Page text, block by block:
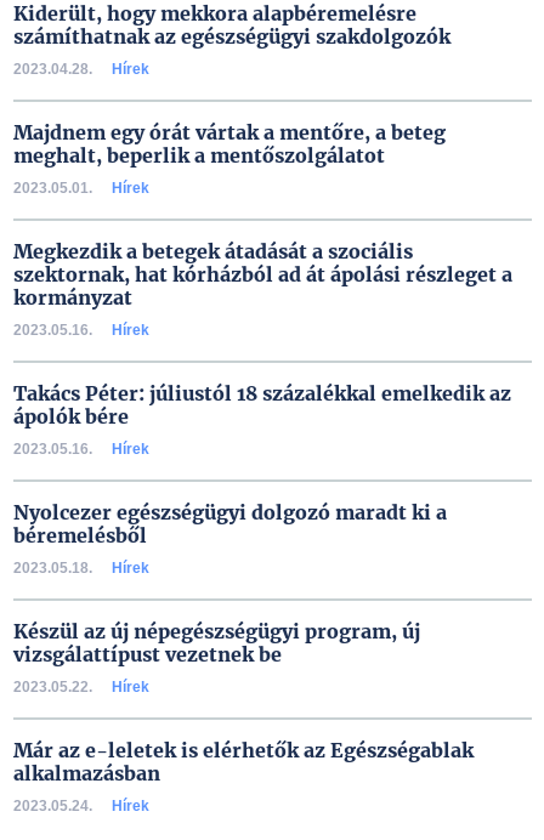
Kiderült, hogy mekkora alapbéremelésre
számíthatnak az egészségügyi szakdolgozók
2023.04.28. Hírek
Majdnem egy órát vártak a mentőre, a beteg
meghalt, beperlik a mentőszolgálatot
2023.05.01. Hírek
Megkezdik a betegek átadását a szociális
szektornak, hat kórházból ad át ápolási részleget a
kormányzat
2023.05.16. Hírek
Takács Péter: júliustól 18 százalékkal emelkedik az
ápolók bére
2023.05.16. Hírek
Nyolcezer egészségügyi dolgozó maradt ki a
béremelésből
2023.05.18. Hírek
Készül az új népegészségügyi program, új
vizsgálattípust vezetnek be
2023.05.22. Hírek
Már az e-leletek is elérhetők az Egészségablak
alkalmazásban
2023.05.24. Hírek